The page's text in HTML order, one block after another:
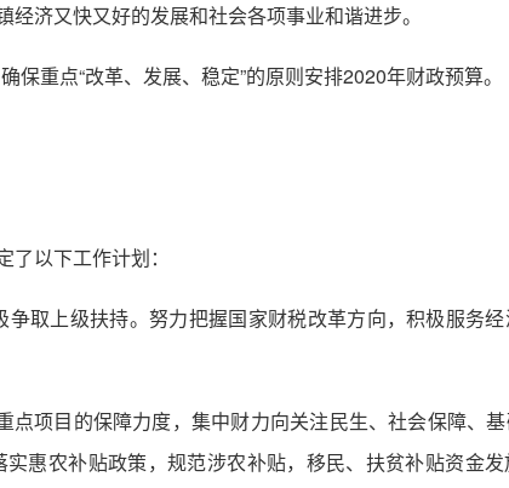
济又快又好的发展和社会各项事业和谐进步。
重点“改革、发展、稳定”的原则安排2020年财政预算。
以下工作计划：
争取上级扶持。努力把握国家财税改革方向，积极服务
项目的保障力度，集中财力向关注民生、社会保障、
惠农补贴政策，规范涉农补贴，移民、扶贫补贴资金